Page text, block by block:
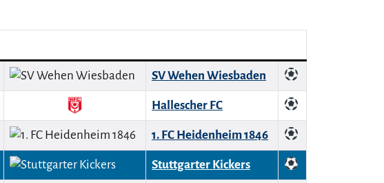
SV Wehen Wiesbaden
Hallescher FC
1. FC Heidenheim 1846
Stuttgarter Kickers